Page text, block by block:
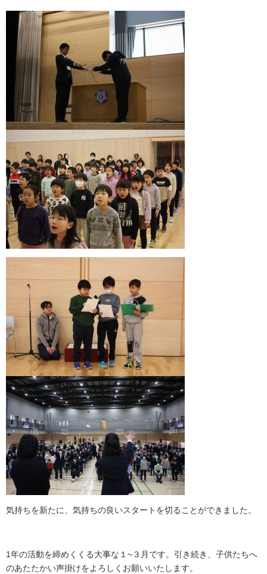
気持ちを新たに、気持ちの良いスタートを切ることができました。
1年の活動を締めくくる大事な１~３月です。引き続き、子供たちへ
のあたたかい声掛けをよろしくお願いいたします。